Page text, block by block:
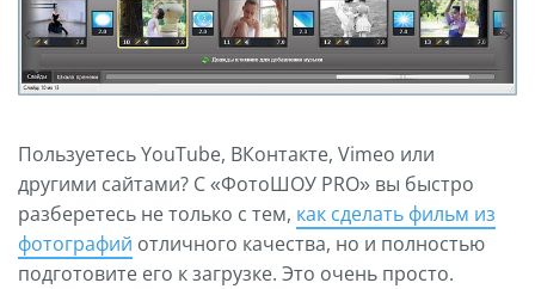
Пользуетесь YouTube, ВКонтакте, Vimeo или
другими сайтами? С «ФотоШОУ PRO» вы быстро
разберетесь не только с тем, как сделать фильм из
фотографий отличного качества, но и полностью
подготовите его к загрузке. Это очень просто.